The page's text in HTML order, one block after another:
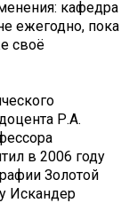
кафедра
ежегодно, пока
своё
Р.А.
в 2006 году
Золотой
Искандер